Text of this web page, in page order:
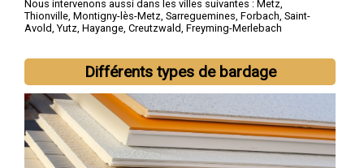
Nous intervenons aussi dans les villes suivantes : Metz,
Thionville, Montigny-lès-Metz, Sarreguemines, Forbach, Saint-
Avold, Yutz, Hayange, Creutzwald, Freyming-Merlebach
Différents types de bardage